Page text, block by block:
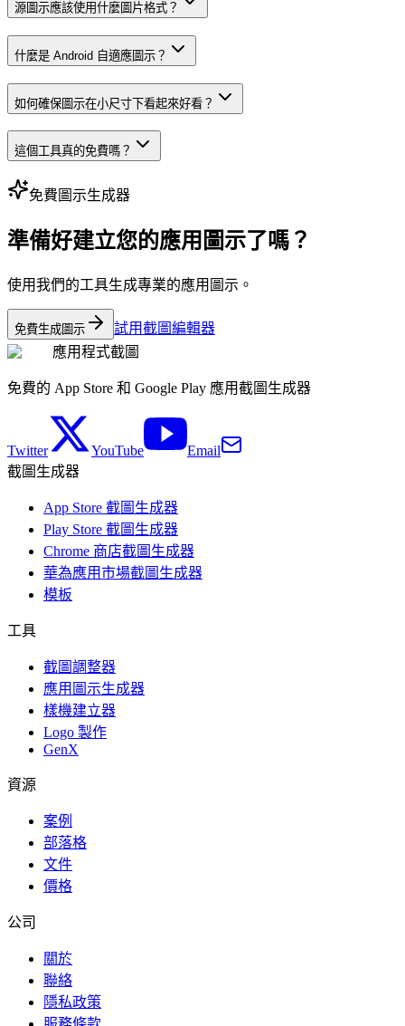
源圖示應該使用什麼圖片格式？
什麼是 Android 自適應圖示？
如何確保圖示在小尺寸下看起來好看？
這個工具真的免費嗎？
免費圖示生成器
準備好建立您的應用圖示了嗎？
使用我們的工具生成專業的應用圖示。
免費生成圖示
試用截圖編輯器
應用程式截圖
免費的 App Store 和 Google Play 應用截圖生成器
Twitter YouTube
Email
截圖生成器
App Store 截圖生成器
Play Store 截圖生成器
Chrome 商店截圖生成器
華為應用市場截圖生成器
模板
工具
截圖調整器
應用圖示生成器
樣機建立器
Logo 製作
GenX
資源
案例
部落格
文件
價格
公司
關於
聯絡
隱私政策